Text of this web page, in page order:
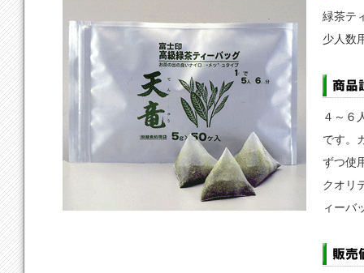
緑茶テ
少人数
４～６
です。
ずつ使
クオリ
ィーバ